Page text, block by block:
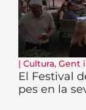
| Cultura, Gent
El Festival
pes en la